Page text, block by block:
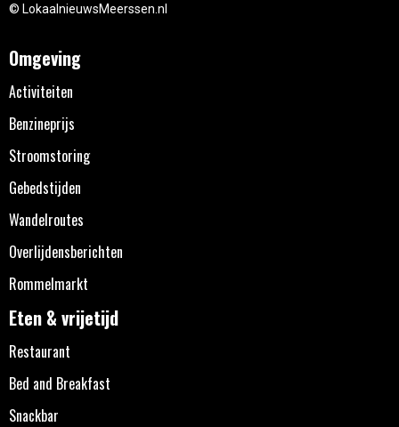
© LokaalnieuwsMeerssen.nl
Omgeving
Activiteiten
Benzineprijs
Stroomstoring
Gebedstijden
Wandelroutes
Overlijdensberichten
Rommelmarkt
Eten & vrijetijd
Restaurant
Bed and Breakfast
Snackbar